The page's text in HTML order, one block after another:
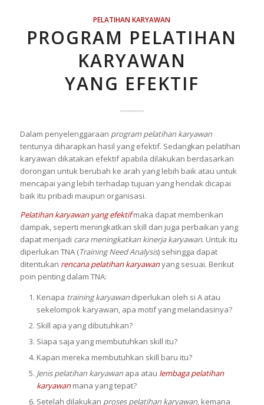
PELATIHAN KARYAWAN
PROGRAM PELATIHAN
KARYAWAN
YANG EFEKTIF
Dalam penyelenggaraan program pelatihan karyawan
tentunya diharapkan hasil yang efektif. Sedangkan pelatihan
karyawan dikatakan efektif apabila dilakukan berdasarkan
dorongan untuk berubah ke arah yang lebih baik atau untuk
mencapai yang lebih terhadap tujuan yang hendak dicapai
baik itu pribadi maupun organisasi.
Pelatihan karyawan yang efektifmaka dapat memberikan
dampak, seperti meningkatkan skill dan juga perbaikan yang
dapat menjadi cara meningkatkan kinerja karyawan. Untuk itu
diperlukan TNA (Training Need Analysis) sehingga dapat
ditentukan rencana pelatihan karyawanyang sesuai. Berikut
poin penting dalam TNA:
Kenapa training karyawandiperlukan oleh si A atau
sekelompok karyawan, apa motif yang melandasinya?
Skill apa yang dibutuhkan?
Siapa saja yang membutuhkan skill itu?
Kapan mereka membutuhkan skill baru itu?
Jenis pelatihan karyawanapa atau lembaga pelatihan
karyawanmana yang tepat?
Setelah dilakukan proses pelatihan karyawan, kemana